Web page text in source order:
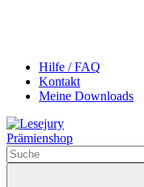
Hilfe / FAQ
Kontakt
Meine Downloads
Prämienshop